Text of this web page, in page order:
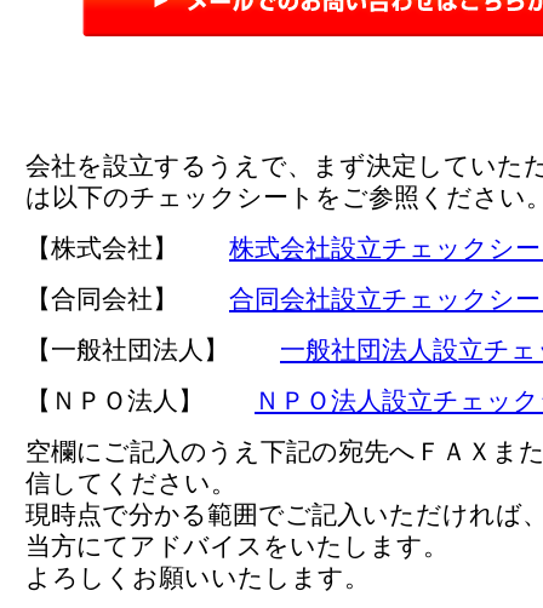
会社を設立するうえで、まず決定していた
は以下のチェックシートをご参照ください
【株式会社】 株式会社設立チェックシ
【合同会社】 合同会社設立チェックシ
【一般社団法人】 一般社団法人設立チ
【ＮＰＯ法人】
ＮＰＯ法人設立チェッ
空欄にご記入のうえ下記の宛先へＦＡＸま
信してください。
現時点で分かる範囲でご記入いただければ
当方にてアドバイスをいたします。
よろしくお願いいたします。